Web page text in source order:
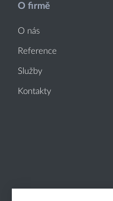
O firmě
O nás
Reference
Služby
Kontakty